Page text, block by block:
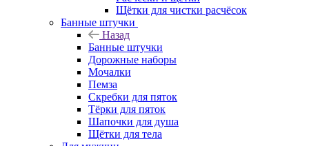
Щётки для чистки расчёсок
Банные штучки
Назад
Банные штучки
Дорожные наборы
Мочалки
Пемза
Скребки для пяток
Тёрки для пяток
Шапочки для душа
Щётки для тела